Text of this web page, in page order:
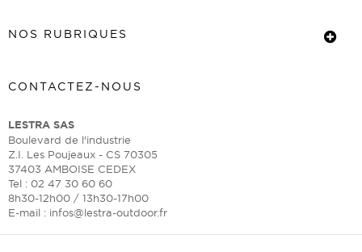
NOS RUBRIQUES
CONTACTEZ-NOUS
LESTRA SAS
Boulevard de l'industrie
Z.I. Les Poujeaux - CS 70305
37403 AMBOISE CEDEX
Tel : 02 47 30 60 60
8h30-12h00 / 13h30-17h00
E-mail : infos@lestra-outdoor.fr